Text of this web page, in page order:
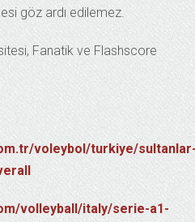
göz ardı edilemez.
Fanatik ve Flashscore
voleybol/turkiye/
volleyball/italy/serie-a1-